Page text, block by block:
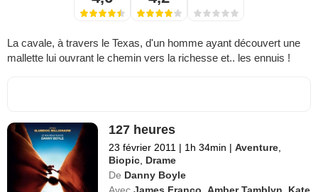
La cavale, à travers le Texas, d'un homme ayant découvert une
mallette lui ouvrant le chemin vers la richesse et.. les ennuis !
127 heures
23 février 2011 | 1h 34min | Aventure,
Biopic, Drame
De Danny Boyle